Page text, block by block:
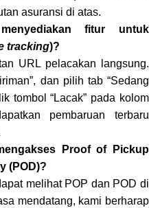
asuransi di atas.
fitur untuk
tracking)?
URL pelacakan langsung.
dan pilih tab “Sedang
tombol “Lacak” pada kolom
pembaruan terbaru
Proof of Pickup
(POD)?
melihat POP dan POD di
mendatang, kami berharap